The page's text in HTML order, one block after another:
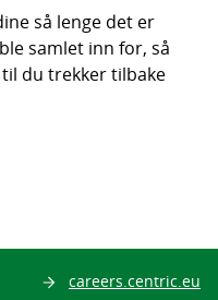
så lenge det er
samlet inn for, så
du trekker tilbake
careers.centric.eu